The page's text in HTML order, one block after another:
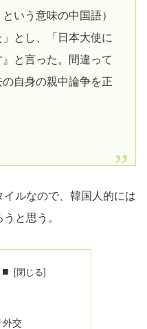
いう意味の中国語）
とし、「日本大使に
と言った。間違って
自身の親中論争を正
ルなので、韓国人的には
と思う。
外交